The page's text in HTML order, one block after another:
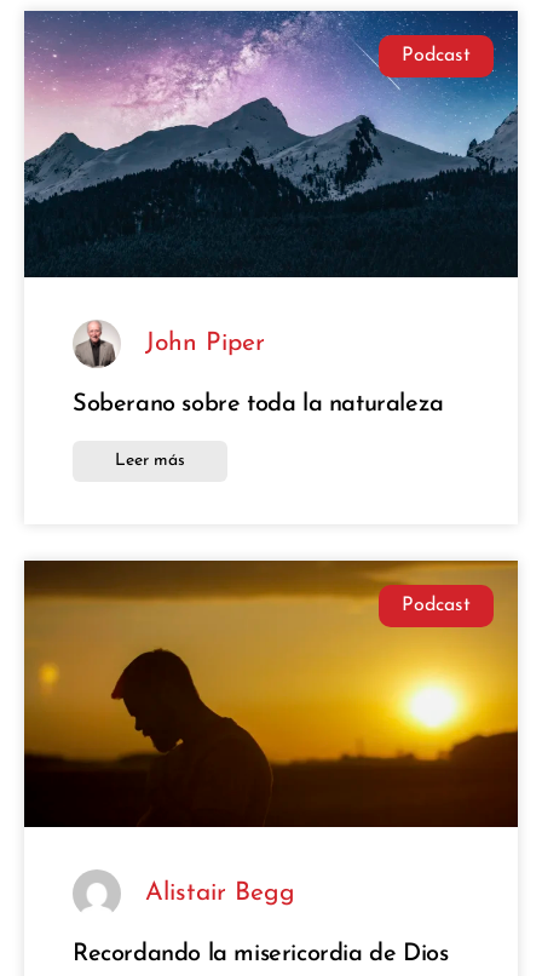
Podcast
John Piper
Soberano sobre toda la naturaleza
Leer más
Podcast
Alistair Begg
Recordando la misericordia de Dios